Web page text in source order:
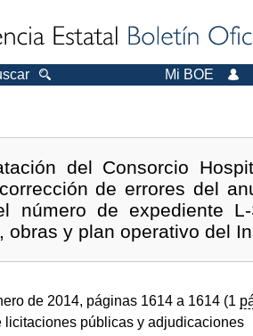
Mi BOE
del Consorcio
de errores del
número de expediente L-
y plan operativo del
de 2014, páginas 1614 a 1614 (1
licitaciones públicas y adjudicaciones